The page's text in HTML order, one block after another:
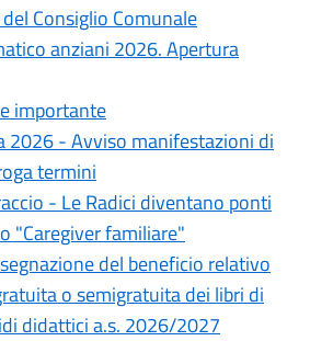
Consiglio Comunale
anziani 2026. Apertura
importante
2026 - Avviso manifestazioni di
termini
- Le Radici diventano ponti
"Caregiver familiare"
del beneficio relativo
o semigratuita dei libri di
didattici a.s. 2026/2027